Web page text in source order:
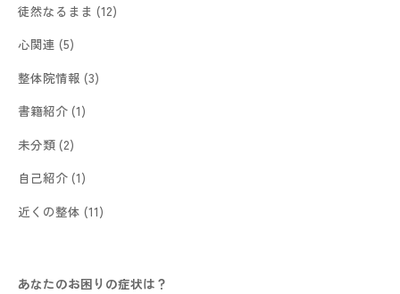
徒然なるまま (12)
心関連 (5)
整体院情報 (3)
書籍紹介 (1)
未分類 (2)
自己紹介 (1)
近くの整体 (11)
あなたのお困りの症状は？